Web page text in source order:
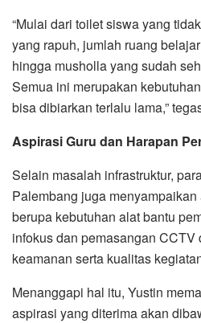
‎‎“Mulai dari toilet siswa yang
yang rapuh, jumlah ruang
hingga musholla yang sudah
Semua ini merupakan
bisa dibiarkan terlalu lama,”
Aspirasi Guru dan Harapan
‎‎Selain masalah infrastruktur,
Palembang juga
berupa kebutuhan alat bantu
infokus dan pemasangan CCTV
keamanan serta kualitas
‎‎Menanggapi hal itu, Yustin
aspirasi yang diterima akan